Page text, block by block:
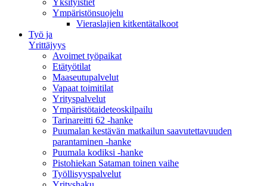
Ympäristönsuojelu
Vieraslajien kitkentätalkoot
Työ ja
Yrittäjyys
Avoimet työpaikat
Etätyötilat
Maaseutupalvelut
Vapaat toimitilat
Yrityspalvelut
Ympäristötaideteoskilpailu
Tarinareitti 62 -hanke
Puumalan kestävän matkailun saavutettavuuden
parantaminen -hanke
Puumala kodiksi -hanke
Pistohiekan Sataman toinen vaihe
Työllisyyspalvelut